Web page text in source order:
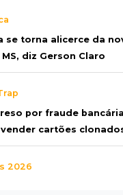
se torna alicerce da
diz Gerson Claro
por fraude
cartões
2026